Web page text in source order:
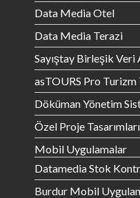
Data Media Otel
Data Media Terazi
Sayıştay Birleşik Veri
asTOURS Pro Turizm
Döküman Yönetim
Özel Proje Tasarımları
Mobil Uygulamalar
Datamedia Stok
Burdur Mobil